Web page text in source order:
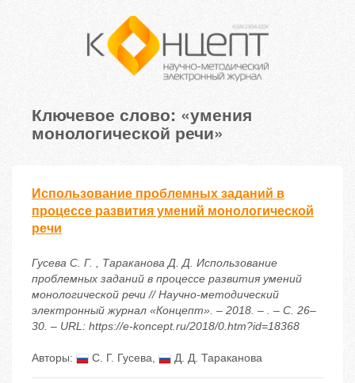
Ключевое слово: «умения
монологической речи»
Использование проблемных заданий в
процессе развития умений монологической
речи
Гусева С. Г. , Тараканова Д. Д. Использование
проблемных заданий в процессе развития умений
монологической речи // Научно-методический
электронный журнал «Концепт». – 2018. – . – С. 26–
30. – URL: https://e-koncept.ru/2018/0.htm?id=18368
Авторы: С. Г. Гусева, Д. Д. Тараканова